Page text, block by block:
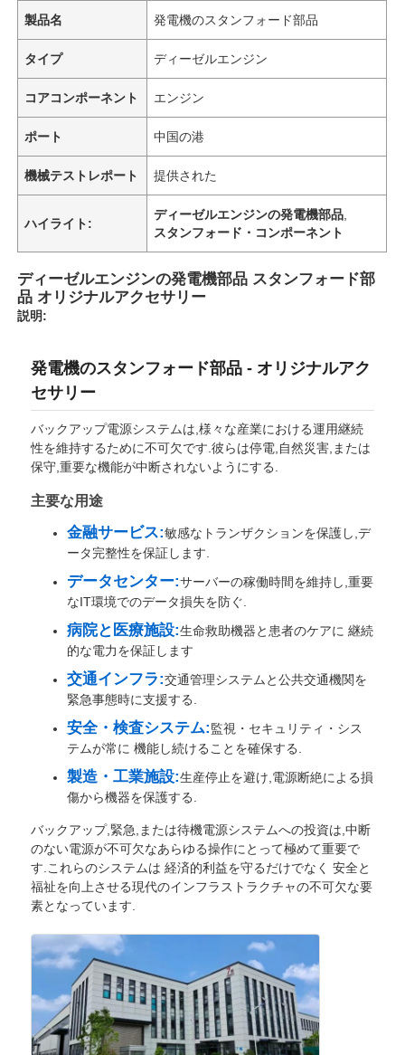
ホーム
製品
私たちについて
製品名 発電機のスタンフォード部品
タイプ ディーゼルエンジン
コアコンポーネント エンジン
ポート 中国の港
機械テストレポート 提供された
ハイライト:
ディーゼルエンジンの発電機部品
スタンフォード・コンポーネント
ディーゼルエンジンの発電機部品 スタンフォード部
品 オリジナルアクセサリー
説明:
発電機のスタンフォード部品 - オリジナルアク
セサリー
バックアップ電源システムは,様々な産業における運用継続
性を維持するために不可欠です.彼らは停電,自然災害,または
保守,重要な機能が中断されないようにする.
主要な用途
金融サービス:敏感なトランザクションを保護し,デ
ータ完整性を保証します.
データセンター:サーバーの稼働時間を維持し,重要
なIT環境でのデータ損失を防ぐ.
病院と医療施設:生命救助機器と患者のケアに 継続
的な電力を保証します
交通インフラ:交通管理システムと公共交通機関を
緊急事態時に支援する.
安全・検査システム:監視・セキュリティ・シス
テムが常に 機能し続けることを確保する.
製造・工業施設:生産停止を避け,電源断絶による損
傷から機器を保護する.
バックアップ,緊急,または待機電源システムへの投資は,中断
のない電源が不可欠なあらゆる操作にとって極めて重要で
す.これらのシステムは 経済的利益を守るだけでなく 安全と
福祉を向上させる現代のインフラストラクチャの不可欠な要
素となっています.